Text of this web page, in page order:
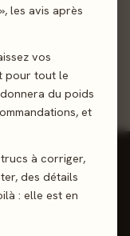
les avis après
vos
pour tout le
du poids
et
à corriger,
des détails
: elle est en